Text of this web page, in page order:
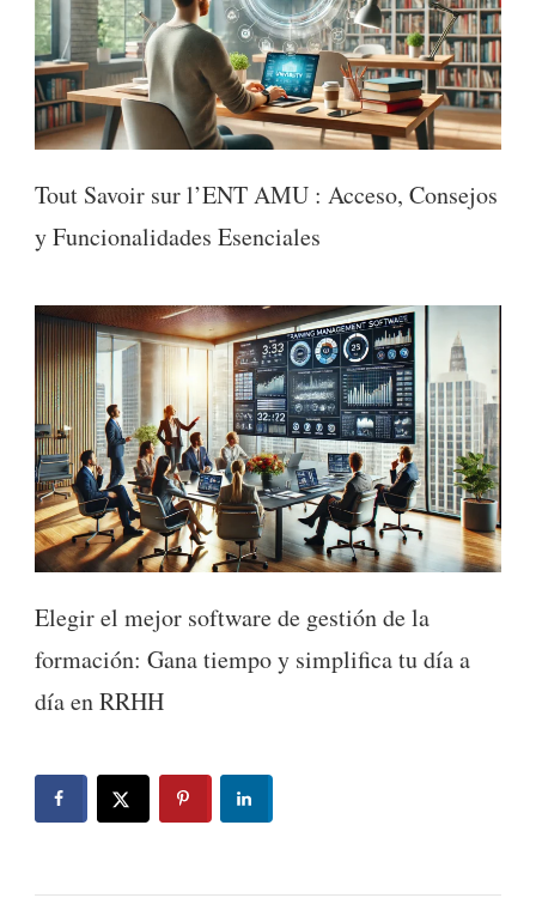
Tout Savoir sur l’ENT AMU : Acceso, Consejos
y Funcionalidades Esenciales
Elegir el mejor software de gestión de la
formación: Gana tiempo y simplifica tu día a
día en RRHH